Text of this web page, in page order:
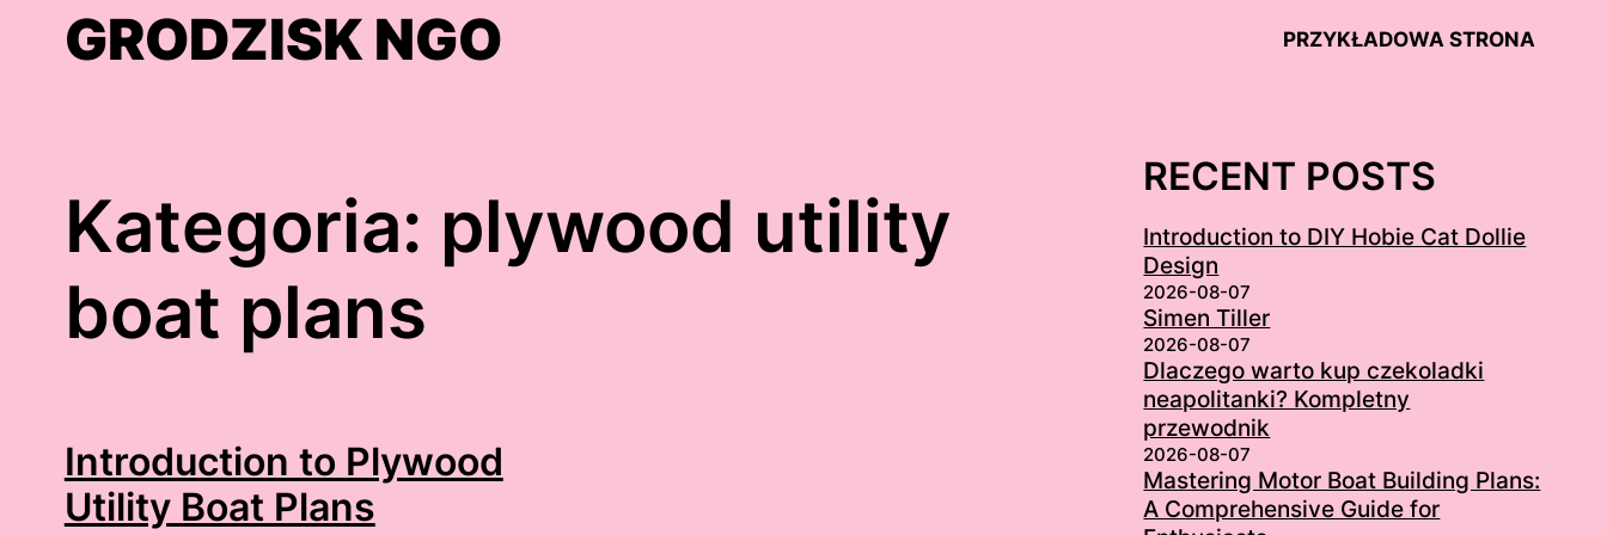
GRODZISK NGO PRZYKŁADOWA STRONA
Kategoria: plywood utility
boat plans
Introduction to Plywood
Utility Boat Plans
RECENT POSTS
Introduction to DIY Hobie Cat Dollie
Design
2026-08-07
Simen Tiller
2026-08-07
Dlaczego warto kup czekoladki
neapolitanki? Kompletny
przewodnik
2026-08-07
Mastering Motor Boat Building Plans:
A Comprehensive Guide for